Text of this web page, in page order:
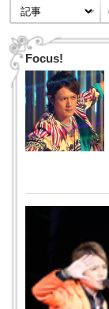
Focus!